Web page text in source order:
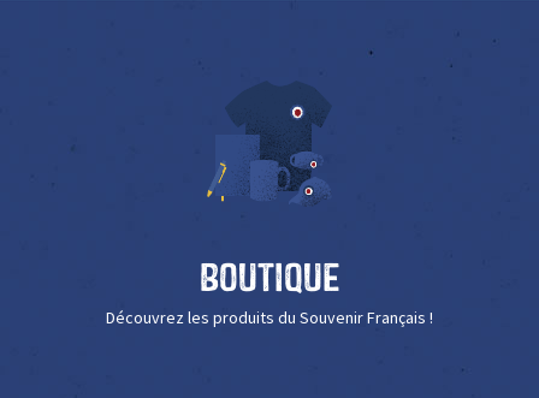
Boutique
Découvrez les produits du Souvenir Français !